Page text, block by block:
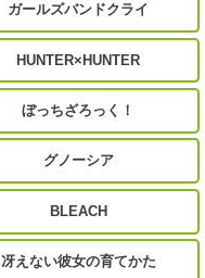
ガールズバンドクライ
HUNTER×HUNTER
ぼっちざろっく！
グノーシア
BLEACH
冴えない彼女の育てかた